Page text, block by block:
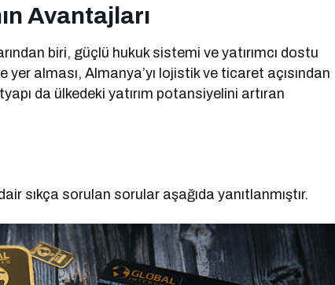
Avantajları
biri, güçlü hukuk sistemi ve yatırımcı dostu
yer alması, Almanya’yı lojistik ve ticaret açısından
da ülkedeki yatırım potansiyelini artıran
sıkça sorulan sorular aşağıda yanıtlanmıştır.